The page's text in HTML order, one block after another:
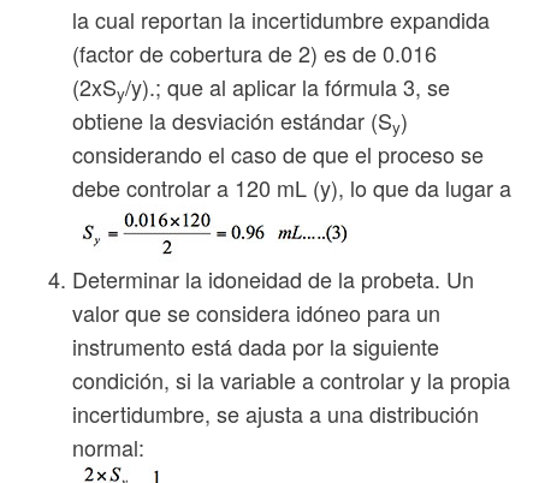
la cual reportan la incertidumbre expandida
(factor de cobertura de 2) es de 0.016
(2xSy/y).; que al aplicar la fórmula 3, se
obtiene la desviación estándar (Sy)
considerando el caso de que el proceso se
debe controlar a 120 mL (y), lo que da lugar a
Determinar la idoneidad de la probeta. Un
valor que se considera idóneo para un
instrumento está dada por la siguiente
condición, si la variable a controlar y la propia
incertidumbre, se ajusta a una distribución
normal: